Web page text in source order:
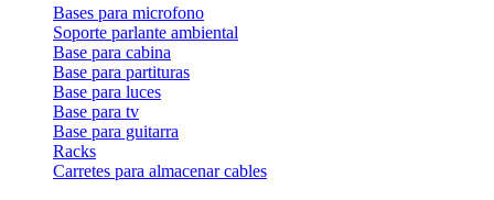
Bases para microfono
Soporte parlante ambiental
Base para cabina
Base para partituras
Base para luces
Base para tv
Base para guitarra
Racks
Carretes para almacenar cables